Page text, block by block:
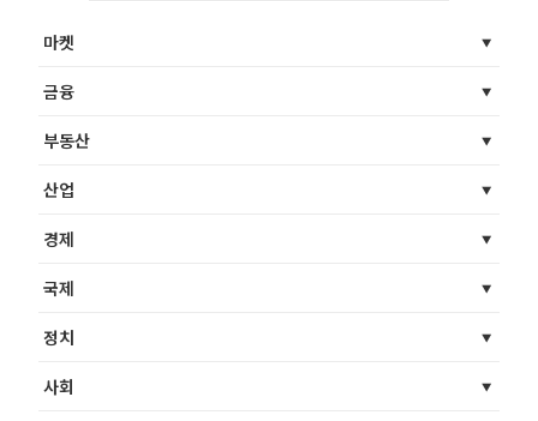
마켓
금융
부동산
산업
경제
국제
정치
사회